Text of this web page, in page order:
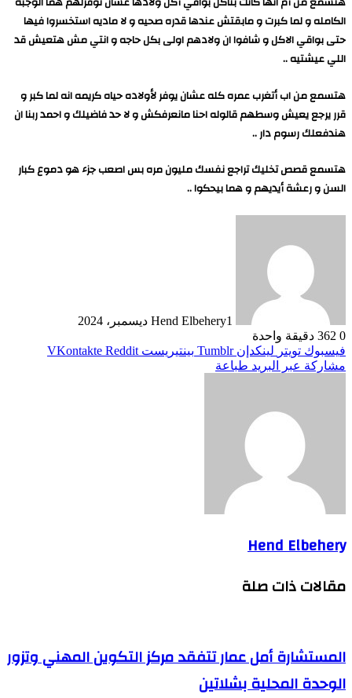
الكامله و لما كبرت و مابقتش عندها قدره صحيه و لا ماديه استخسروا فيها
حتى بواقي الاكل و شافوا ان ولادهم اولى بكل حاجه و انتي مش هتعيش قد
اللي عيشتيه ..
هتسمع من اب أتغرب عمره كله عشان يوفر لأولاده حياه كريمه انه لما كبر و
قرر يرجع يعيش وسطهم قالوله احنا مانعرفكش و لا حد فاضيلك و احمد ربنا ان
هندفعلك رسوم دار ..
هتسمع قصص تخليك تراجع نفسك مليون مره بس اصعب جزء هو دموع كبار
السن و رعشة أيديهم و هما بيحكوا ..
Hend Elbehery1 ديسمبر، 2024
0
دقيقة واحدة
فيسبوك تويتر لينكدإن بينتيريست
مشاركة عبر البريد طباعة
Hend Elbehery
مقالات ذات صلة
المستشارة أمل عمار تتفقد مركز التكوين المهني وتزور
الوحدة المحلية بشلاتين